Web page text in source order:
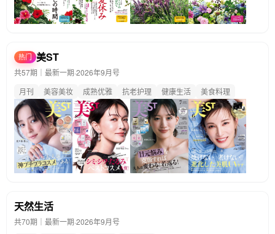
热门 美ST
共57期｜最新一期·2026年9月号
月刊
美容美妆 成熟优雅 抗老护理 健康生活 美食料理
天然生活
共70期｜最新一期·2026年9月号